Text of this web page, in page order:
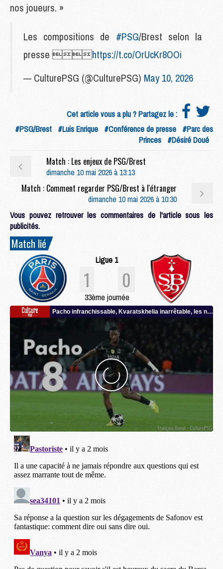
nos joueurs. »
Les compositions de #PSG/Brest selon la
presse https://t.co/OrUcKr8OOi
— CulturePSG (@CulturePSG) May 10, 2026
Cet article vous a plu ? Partagez le :
#PSG/Brest #Luis Enrique #Conférence de presse #Parc des
Princes #Désiré Doué
Match : Les enjeux de PSG/Brest
dimanche 10 mai 2026 à 13:13
Match : Comment regarder PSG/Brest à l'étranger
dimanche 10 mai 2026 à 10:30
Vous pouvez retrouver les commentaires de l'article sous les
publicités.
Match lié
Ligue 1
1 0
33ème journée